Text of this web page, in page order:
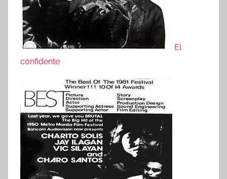
El
confidente